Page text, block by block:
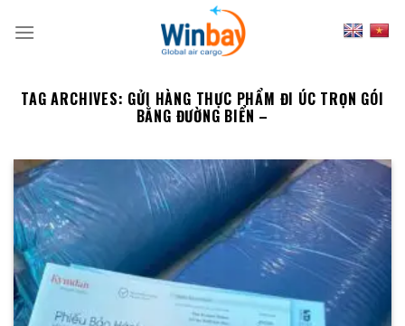
TAG ARCHIVES: GỬI HÀNG THỰC PHẨM ĐI ÚC TRỌN GÓI
BẰNG ĐƯỜNG BIỂN –